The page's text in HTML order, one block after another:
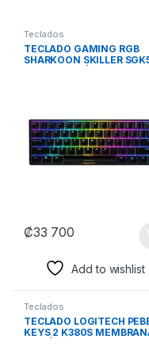
Teclados
TECLADO GAMING RGB
SHARKOON SKILLER
₡33 700
Add to wishlist
Teclados
TECLADO LOGITECH
KEYS 2 K380S